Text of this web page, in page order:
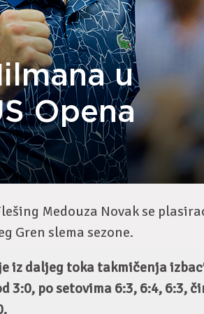
u
Opena
Medouza Novak se
Gren slema sezone.
iz daljeg toka takmičenja
3:0, po setovima 6:3, 6:4, 6:3,